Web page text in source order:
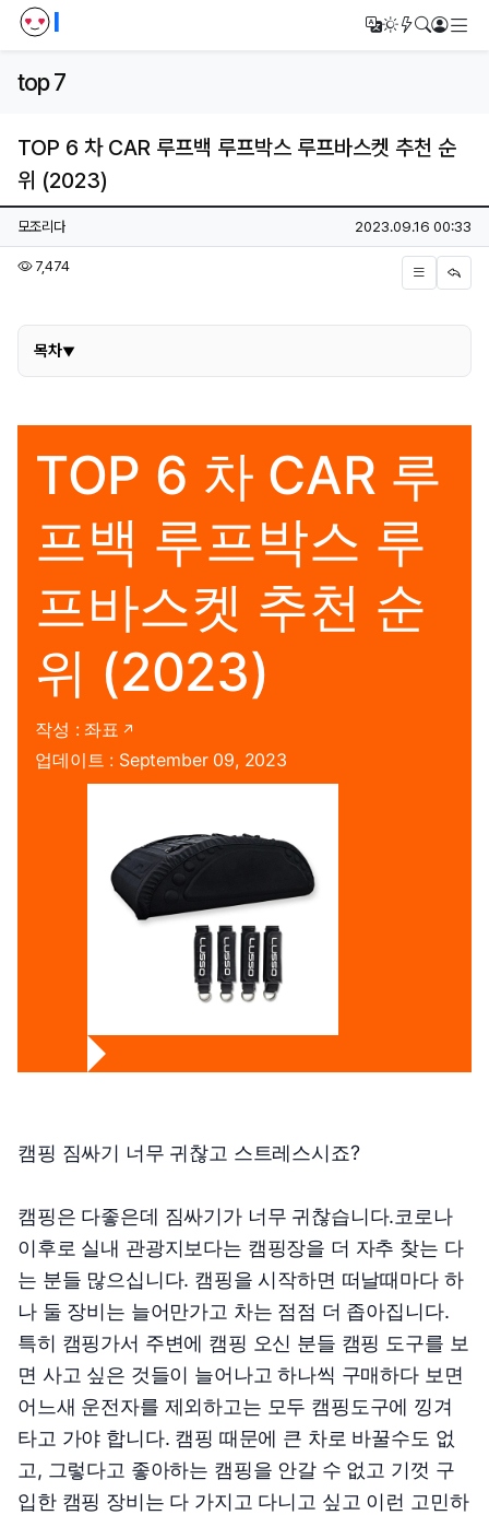
I 번역다크모드
새글/새댓글
검색로그인
top 7
TOP 6 차 CAR 루프백 루프박스 루프바스켓 추천 순
위 (2023)
페이지 정보
작성자
모조리다 작성일
2023.09.16 00:33
7,474조회
본문
목차
TOP 6 차 CAR 루
프백 루프박스 루
프바스켓 추천 순
위 (2023)
작성 : 좌표
업데이트 : September 09, 2023
캠핑 짐싸기 너무 귀찮고 스트레스시죠?
캠핑은 다좋은데 짐싸기가 너무 귀찮습니다.코로나
이후로 실내 관광지보다는 캠핑장을 더 자추 찾는 다
는 분들 많으십니다. 캠핑을 시작하면 떠날때마다 하
나 둘 장비는 늘어만가고 차는 점점 더 좁아집니다.
특히 캠핑가서 주변에 캠핑 오신 분들 캠핑 도구를 보
면 사고 싶은 것들이 늘어나고 하나씩 구매하다 보면
어느새 운전자를 제외하고는 모두 캠핑도구에 낑겨
타고 가야 합니다. 캠핑 때문에 큰 차로 바꿀수도 없
고, 그렇다고 좋아하는 캠핑을 안갈 수 없고 기껏 구
입한 캠핑 장비는 다 가지고 다니고 싶고 이런 고민하